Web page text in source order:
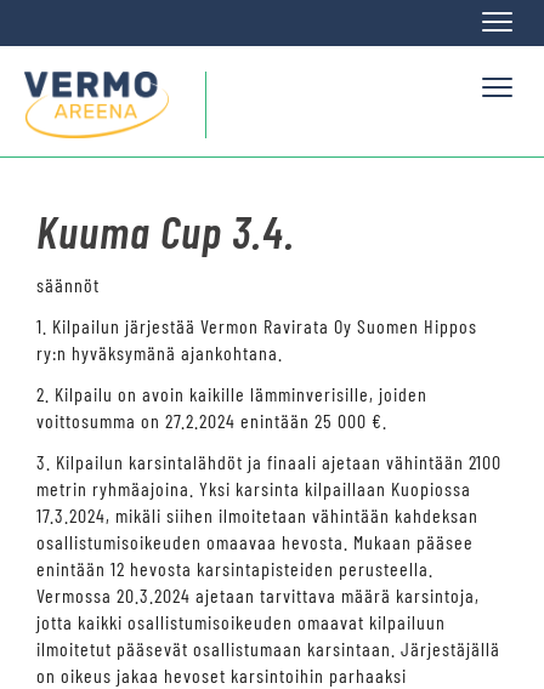
Kuuma Cup 3.4.
säännöt
1. Kilpailun järjestää Vermon Ravirata Oy Suomen Hippos
ry:n hyväksymänä ajankohtana.
2. Kilpailu on avoin kaikille lämminverisille, joiden
voittosumma on 27.2.2024 enintään 25 000 €.
3. Kilpailun karsintalähdöt ja finaali ajetaan vähintään 2100
metrin ryhmäajoina. Yksi karsinta kilpaillaan Kuopiossa
17.3.2024, mikäli siihen ilmoitetaan vähintään kahdeksan
osallistumisoikeuden omaavaa hevosta. Mukaan pääsee
enintään 12 hevosta karsintapisteiden perusteella.
Vermossa 20.3.2024 ajetaan tarvittava määrä karsintoja,
jotta kaikki osallistumisoikeuden omaavat kilpailuun
ilmoitetut pääsevät osallistumaan karsintaan. Järjestäjällä
on oikeus jakaa hevoset karsintoihin parhaaksi